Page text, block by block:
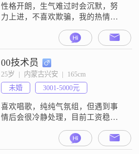
性格开朗，生气难过时会沉默，努
力上进，不喜欢欺骗，我的热情完
全取决于对方的对我的态度，我可
以是火热的也可以是冰冷的
00技术员
25岁  |  内蒙古兴安  |  165cm
未婚
3001-5000元
喜欢唱歌，纯纯气氛组，但遇到事
情后会很冷静处理，目前工资稳
买个房，现在只想找一个稳定的另
一半，有时候不得不承认，自己一